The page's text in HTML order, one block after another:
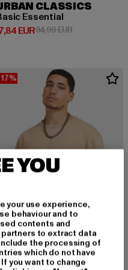
EUR
CLASSICS
Essential
EUR Preis: 17,84 EUR
34,99 EURAktionspreis:
CLASSICS
YOU
your use experience,
behaviour and to
contents and
to extract data
the processing of
which do not have
you want to change